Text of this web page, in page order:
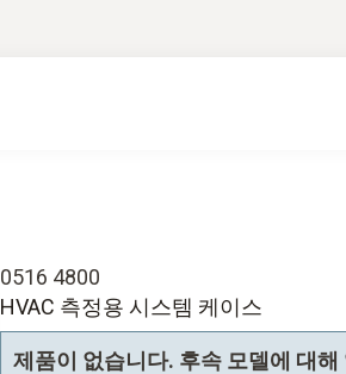
0516 4800
HVAC 측정용 시스템 케이스
제품이 없습니다. 후속 모델에 대해